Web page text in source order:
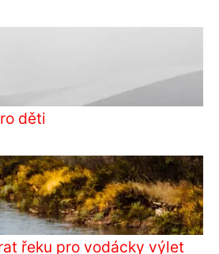
děti
řeku pro vodácky výlet